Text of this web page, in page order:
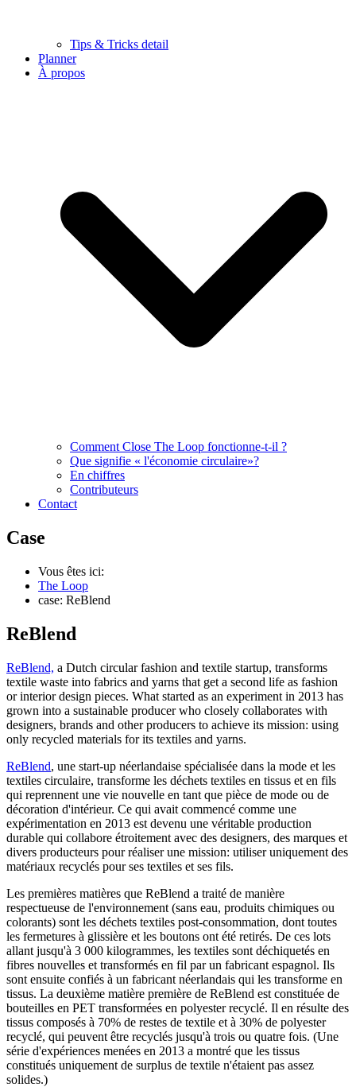
Tips & Tricks detail
Planner
À propos
Comment Close The Loop fonctionne-t-il ?
Que signifie « l'économie circulaire»?
En chiffres
Contributeurs
Contact
Case
Vous êtes ici:
The Loop
case: ReBlend
ReBlend
ReBlend, a Dutch circular fashion and textile startup, transforms
textile waste into fabrics and yarns that get a second life as fashion
or interior design pieces. What started as an experiment in 2013 has
grown into a sustainable producer who closely collaborates with
designers, brands and other producers to achieve its mission: using
only recycled materials for its textiles and yarns.
ReBlend, une start-up néerlandaise spécialisée dans la mode et les
textiles circulaire, transforme les déchets textiles en tissus et en fils
qui reprennent une vie nouvelle en tant que pièce de mode ou de
décoration d'intérieur. Ce qui avait commencé comme une
expérimentation en 2013 est devenu une véritable production
durable qui collabore étroitement avec des designers, des marques et
divers producteurs pour réaliser une mission: utiliser uniquement des
matériaux recyclés pour ses textiles et ses fils.
Les premières matières que ReBlend a traité de manière
respectueuse de l'environnement (sans eau, produits chimiques ou
colorants) sont les déchets textiles post-consommation, dont toutes
les fermetures à glissière et les boutons ont été retirés. De ces lots
allant jusqu'à 3 000 kilogrammes, les textiles sont déchiquetés en
fibres nouvelles et transformés en fil par un fabricant espagnol. Ils
sont ensuite confiés à un fabricant néerlandais qui les transforme en
tissus. La deuxième matière première de ReBlend est constituée de
bouteilles en PET transformées en polyester recyclé. Il en résulte des
tissus composés à 70% de restes de textile et à 30% de polyester
recyclé, qui peuvent être recyclés jusqu'à trois ou quatre fois. (Une
série d'expériences menées en 2013 a montré que les tissus
constitués uniquement de surplus de textile n'étaient pas assez
solides.)